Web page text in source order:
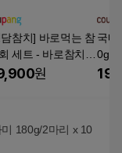
참치] 바로먹는 참
세트 - 바로참치 #
질되어 썰어진 황
랑어)
원
국내
0g,
180g/2마리 x 10